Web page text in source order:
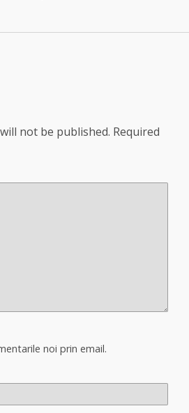
not be published. Required
noi prin email.